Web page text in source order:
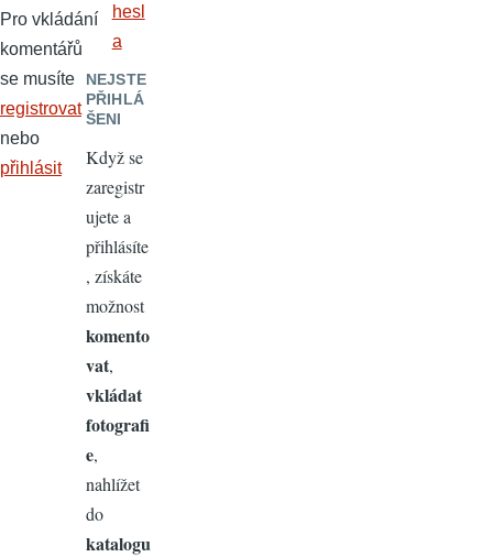
Pro vkládání
komentářů
se musíte
registrovat
nebo
přihlásit
hesl
a
NEJSTE
PŘIHLÁ
ŠENI
Když se
zaregistr
ujete a
přihlásíte
, získáte
možnost
komento
vat,
vkládat
fotografi
e,
nahlížet
do
katalogu